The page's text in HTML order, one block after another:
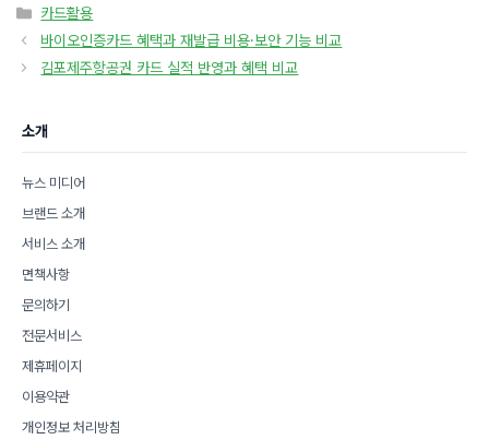
카
테
리
카드활용
바이오인증카드 혜택과 재발급 비용·보안 기능 비교
김포제주항공권 카드 실적 반영과 혜택 비교
소개
뉴스 미디어
브랜드 소개
서비스 소개
면책사항
문의하기
전문서비스
제휴페이지
이용약관
개인정보 처리방침